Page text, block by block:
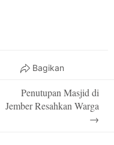
Bagikan
Penutupan Masjid di
Jember Resahkan Warga
→